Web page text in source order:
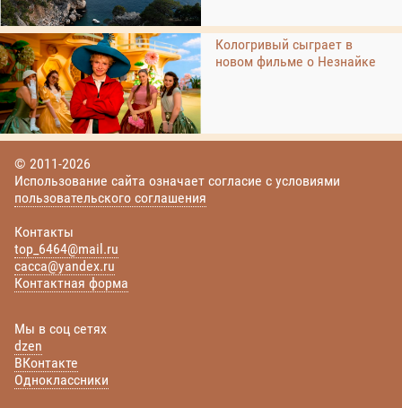
Кологривый сыграет в
новом фильме о Незнайке
© 2011-2026
Использование сайта означает согласие с условиями
пользовательского соглашения
Контакты
top_6464@mail.ru
cacca@yandex.ru
Контактная форма
Мы в соц сетях
dzen
ВКонтакте
Одноклассники